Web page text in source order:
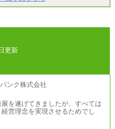
更新
を遂げてきましたが、すべては
営理念を実現させるためでし